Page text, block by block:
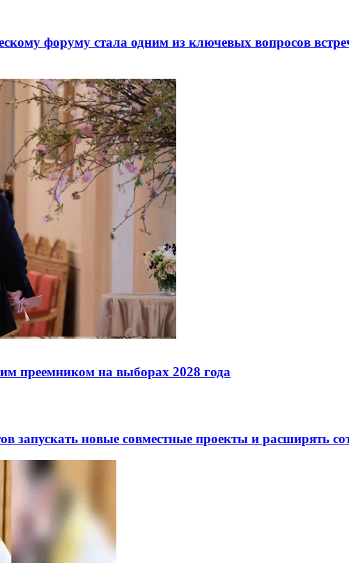
форуму стала одним из ключевых вопросов
преемником на выборах 2028 года
новые совместные проекты и расширять